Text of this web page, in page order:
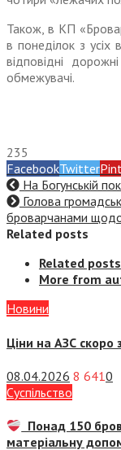
Також, в КП
в понеділок з усіх
відповідні
обмежувачі.
235
FacebookTwitter
На Богунській
Голова
броварчанами
Related posts
Related posts
More from
Новини
Ціни на АЗС скоро
08.04.2026 8 6410
Суспiльство
Понад 150
матеріальну